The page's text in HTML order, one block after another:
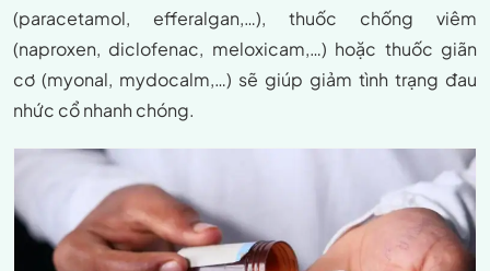
(paracetamol, efferalgan,…), thuốc chống viêm
(naproxen, diclofenac, meloxicam,…) hoặc thuốc giãn
cơ (myonal, mydocalm,…) sẽ giúp giảm tình trạng đau
nhức cổ nhanh chóng.